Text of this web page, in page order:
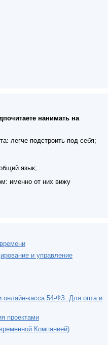
нанимать на
легче подстроить под себя;
язык;
именно от них вижу
и управление
онлайн-касса 54-ФЗ. Для опта и
проектами
Компанией)